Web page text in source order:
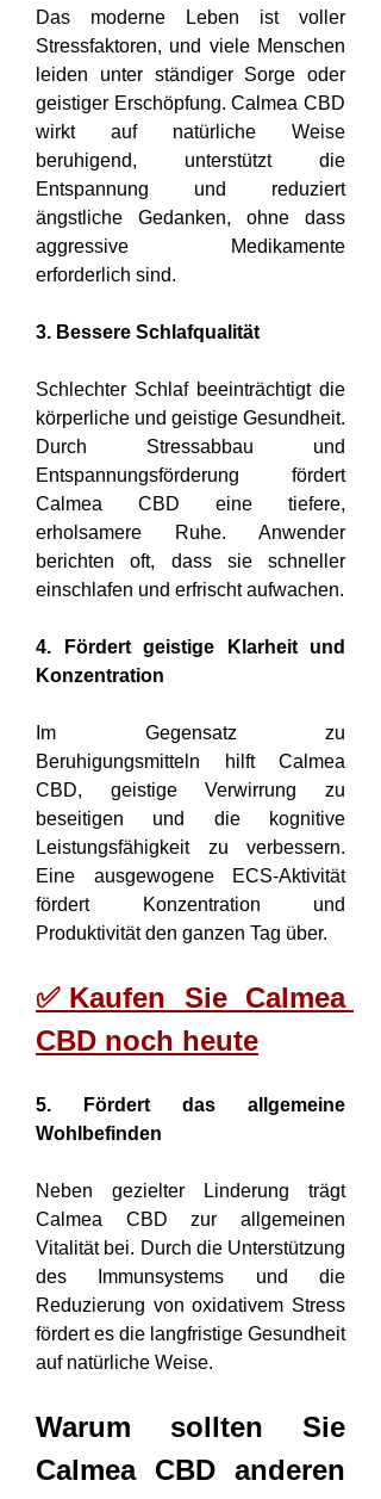
Das moderne Leben ist voller
Stressfaktoren, und viele Menschen
leiden unter ständiger Sorge oder
geistiger Erschöpfung. Calmea CBD
wirkt auf natürliche Weise
beruhigend, unterstützt die
Entspannung und reduziert
ängstliche Gedanken, ohne dass
aggressive Medikamente
erforderlich sind.
3. Bessere Schlafqualität
Schlechter Schlaf beeinträchtigt die
körperliche und geistige Gesundheit.
Durch Stressabbau und
Entspannungsförderung fördert
Calmea CBD eine tiefere,
erholsamere Ruhe. Anwender
berichten oft, dass sie schneller
einschlafen und erfrischt aufwachen.
4. Fördert geistige Klarheit und
Konzentration
Im Gegensatz zu
Beruhigungsmitteln hilft Calmea
CBD, geistige Verwirrung zu
beseitigen und die kognitive
Leistungsfähigkeit zu verbessern.
Eine ausgewogene ECS-Aktivität
fördert Konzentration und
Produktivität den ganzen Tag über.
✅Kaufen Sie Calmea
CBD noch heute
5. Fördert das allgemeine
Wohlbefinden
Neben gezielter Linderung trägt
Calmea CBD zur allgemeinen
Vitalität bei. Durch die Unterstützung
des Immunsystems und die
Reduzierung von oxidativem Stress
fördert es die langfristige Gesundheit
auf natürliche Weise.
Warum sollten Sie
Calmea CBD anderen